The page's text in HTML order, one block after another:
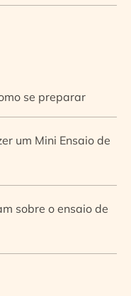
se preparar
um Mini Ensaio de
sobre o ensaio de